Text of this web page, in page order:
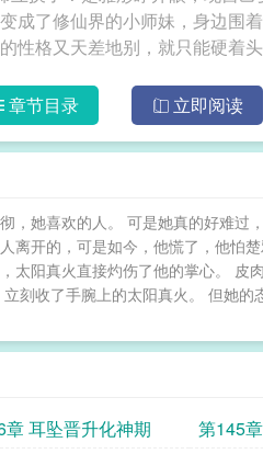
成了修仙界的小师妹，身边围
性格又天差地别，就只能硬着
人一边互相坑害、互相拆台，
界的惊天阴谋正在暗中酝酿，
变数…… 灵魂互换后，小师妹装不下去了
章节目录 立即阅读
，她喜欢的人。 可是她真的好难过
离开的，可是如今，他慌了，他怕
阳真火直接灼伤了他的掌心。 皮
刻收了手腕上的太阳真火。 但她的
章 耳坠晋升化神期
第145